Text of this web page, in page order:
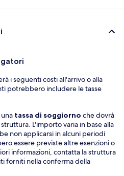
i seguenti costi all'arrivo o alla
potrebbero includere le tasse
tassa di soggiorno che dovrà
L'importo varia in base alla
non applicarsi in alcuni periodi
essere previste altre esenzioni o
informazioni, contatta la struttura
forniti nella conferma della